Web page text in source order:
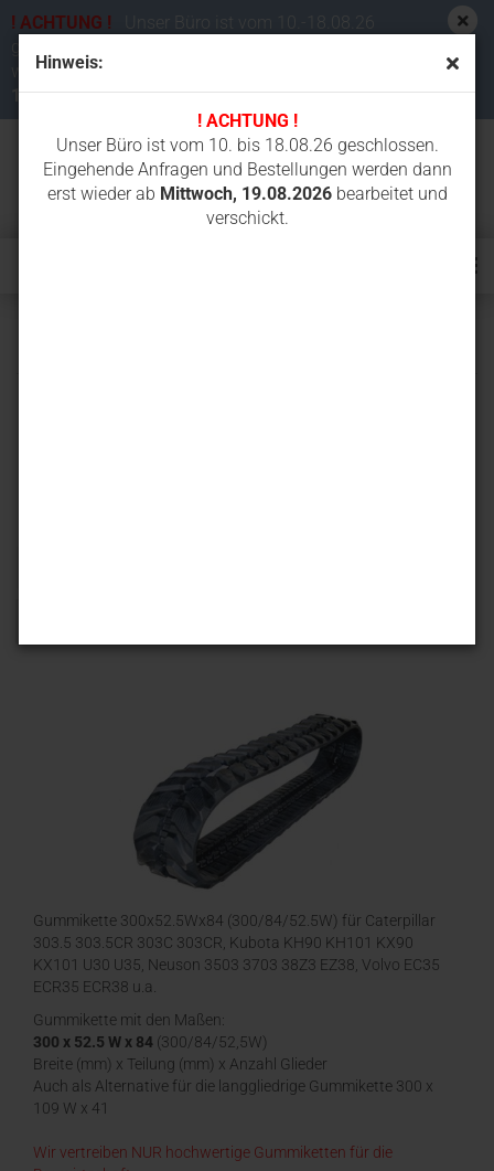
Hinweis:
! ACHTUNG !
Unser Büro ist vom 10. bis 18.08.26 geschlossen.
Eingehende Anfragen und Bestellungen werden dann
erst wieder ab Mittwoch, 19.08.2026bearbeitet und
verschickt.
! ACHTUNG !
Unser Büro ist vom 10.-18.08.26
werden dann erst wieder ab
19.08.2026bearbeitet und verschickt.
Gummikette 300x52.5Wx84 (300/84/52.5W) für Caterpillar
303.5 303.5CR 303C 303CR, Kubota KH90 KH101 KX90
KX101 U30 U35, Neuson 3503 3703 38Z3 EZ38, Volvo EC35
ECR35 ECR38 u.a.
Gummikette mit den Maßen:
300 x 52.5 W x 84 (300/84/52,5W)
Breite (mm) x Teilung (mm) x Anzahl Glieder
Auch als Alternative für die langgliedrige Gummikette 300 x
109 W x 41
Wir vertreiben NUR hochwertige Gummiketten für die